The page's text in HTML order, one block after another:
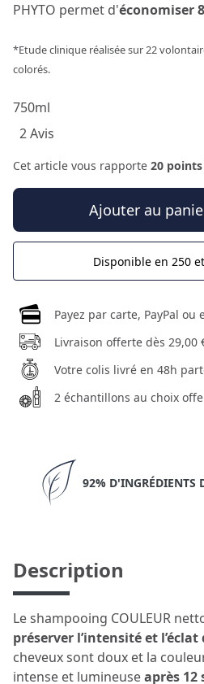
PHYTO permet d'économiser
*Etude clinique réalisée sur 22
colorés.
750ml
2 Avis
Cet article vous rapporte 20 points
Ajouter au
Disponible en 250
Payez par carte, PayPal ou
Livraison offerte dès 29,00
Votre colis livré en 48h
2 échantillons au choix
92% D'INGRÉDIENTS
Description
Le shampooing COULEUR
préserver l’intensité et l’éclat
cheveux sont doux et la
intense et lumineuseaprès 12